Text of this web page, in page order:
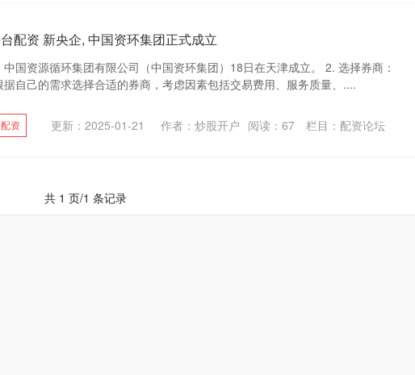
配资 新央企, 中国资环集团正式成立
中国资源循环集团有限公司（中国资环集团）18日在天津成立。 2. 选择券商：
自己的需求选择合适的券商，考虑因素包括交易费用、服务质量、....
资 更新：2025-01-21 作者：炒股开户 阅读： 67 栏目： 配资论坛
共 1 页/1 条记录